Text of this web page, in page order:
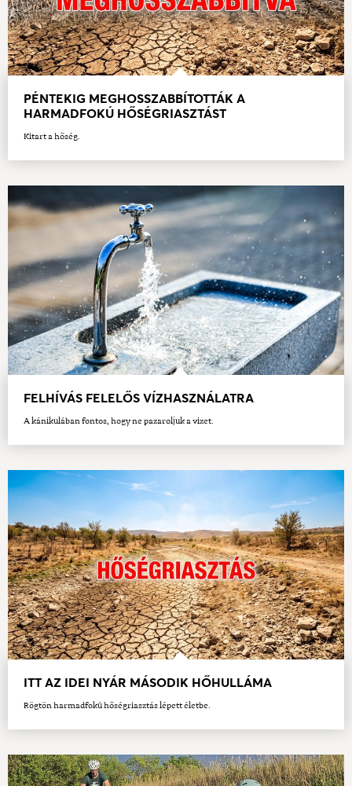
PÉNTEKIG MEGHOSSZABBÍTOTTÁK A
HARMADFOKÚ HŐSÉGRIASZTÁST
Kitart a hőség.
FELHÍVÁS FELELŐS VÍZHASZNÁLATRA
A kánikulában fontos, hogy ne pazaroljuk a vizet.
ITT AZ IDEI NYÁR MÁSODIK HŐHULLÁMA
Rögtön harmadfokú hőségriasztás lépett életbe.